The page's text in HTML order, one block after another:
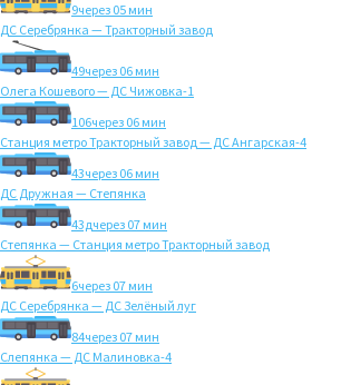
9через 05 мин
ДС Серебрянка — Тракторный завод
49через 06 мин
Олега Кошевого — ДС Чижовка-1
106через 06 мин
Станция метро Тракторный завод — ДС Ангарская-4
43через 06 мин
ДС Дружная — Степянка
43дчерез 07 мин
Степянка — Станция метро Тракторный завод
6через 07 мин
ДС Серебрянка — ДС Зелёный луг
84через 07 мин
Слепянка — ДС Малиновка-4